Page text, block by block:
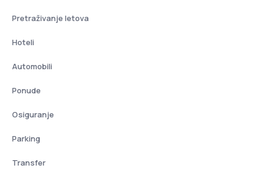
Pretraživanje letova
Hoteli
Automobili
Ponude
Osiguranje
Parking
Transfer